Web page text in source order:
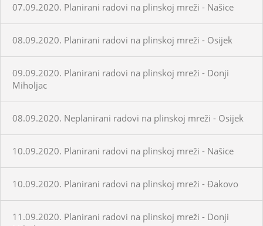
07.09.2020. Planirani radovi na plinskoj mreži - Našice
08.09.2020. Planirani radovi na plinskoj mreži - Osijek
09.09.2020. Planirani radovi na plinskoj mreži - Donji
Miholjac
08.09.2020. Neplanirani radovi na plinskoj mreži - Osijek
10.09.2020. Planirani radovi na plinskoj mreži - Našice
10.09.2020. Planirani radovi na plinskoj mreži - Đakovo
11.09.2020. Planirani radovi na plinskoj mreži - Donji